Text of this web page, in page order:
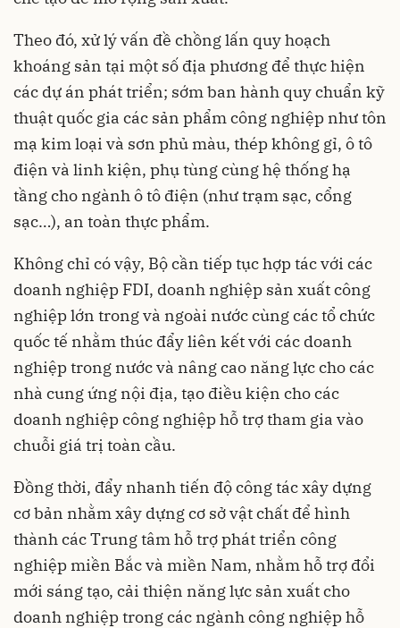
Theo đó, xử lý vấn đề chồng lấn quy hoạch
khoáng sản tại một số địa phương để thực hiện
các dự án phát triển; sớm ban hành quy chuẩn kỹ
thuật quốc gia các sản phẩm công nghiệp như tôn
mạ kim loại và sơn phủ màu, thép không gỉ, ô tô
điện và linh kiện, phụ tùng cùng hệ thống hạ
tầng cho ngành ô tô điện (như trạm sạc, cổng
sạc…), an toàn thực phẩm.
Không chỉ có vậy, Bộ cần tiếp tục hợp tác với các
doanh nghiệp FDI, doanh nghiệp sản xuất công
nghiệp lớn trong và ngoài nước cùng các tổ chức
quốc tế nhằm thúc đẩy liên kết với các doanh
nghiệp trong nước và nâng cao năng lực cho các
nhà cung ứng nội địa, tạo điều kiện cho các
doanh nghiệp công nghiệp hỗ trợ tham gia vào
chuỗi giá trị toàn cầu.
Đồng thời, đẩy nhanh tiến độ công tác xây dựng
cơ bản nhằm xây dựng cơ sở vật chất để hình
thành các Trung tâm hỗ trợ phát triển công
nghiệp miền Bắc và miền Nam, nhằm hỗ trợ đổi
mới sáng tạo, cải thiện năng lực sản xuất cho
doanh nghiệp trong các ngành công nghiệp hỗ